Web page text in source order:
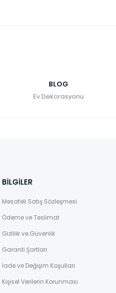
BLOG
Ev Dekorasyonu
BİLGİLER
Mesafeli Satış Sözleşmesi
Ödeme ve Teslimat
Gizlilik ve Güvenlik
Garanti Şartları
İade ve Değişim Koşulları
Kişisel Verilerin Korunması